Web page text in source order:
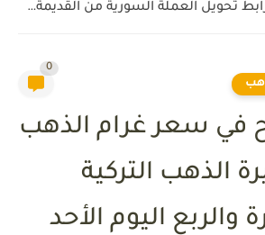
رابط تحويل العملة السورية من القديمة إلى الجديدة 2026
0
في سعر غرام الذهب
الذهب التركية
والربع اليوم الأحد